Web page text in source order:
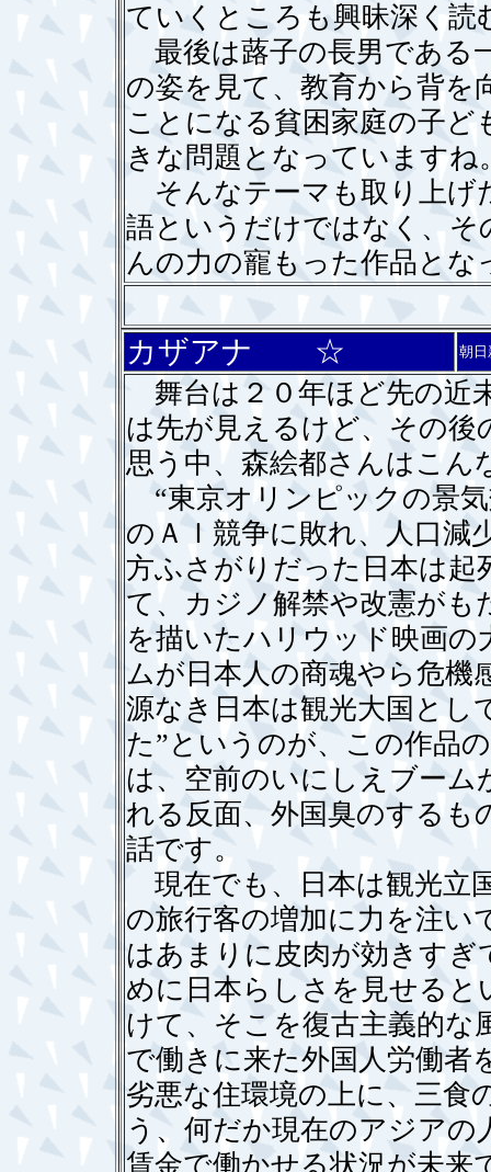
ていくところも興昧深く読
最後は蕗子の長男である
の姿を見て、教育から背を
ことになる貧困家庭の子ど
きな問題となっていますね
そんなテーマも取り上げ
語というだけではなく、そ
んの力の寵もった作品と
カザアナ ☆ 朝
舞台は２０年ほど先の近
は先が見えるけど、その
思う中、森絵都さんはこん
“東京オリンピックの景
のＡＩ競争に敗れ、人口減
方ふさがりだった日本は起
て、カジノ解禁や改憲がも
を描いたハリウッド映画
ムが日本人の商魂やら危機
源なき日本は観光大国とし
た”というのが、この作品
は、空前のいにしえブー
れる反面、外国臭のするも
話です。
現在でも、日本は観光立
の旅行客の増加に力を注い
はあまりに皮肉が効きす
めに日本らしさを見せると
けて、そこを復古主義的な
で働きに来た外国人労働者
劣悪な住環境の上に、三食
う、何だか現在のアジア
賃金で働かせる状況が未